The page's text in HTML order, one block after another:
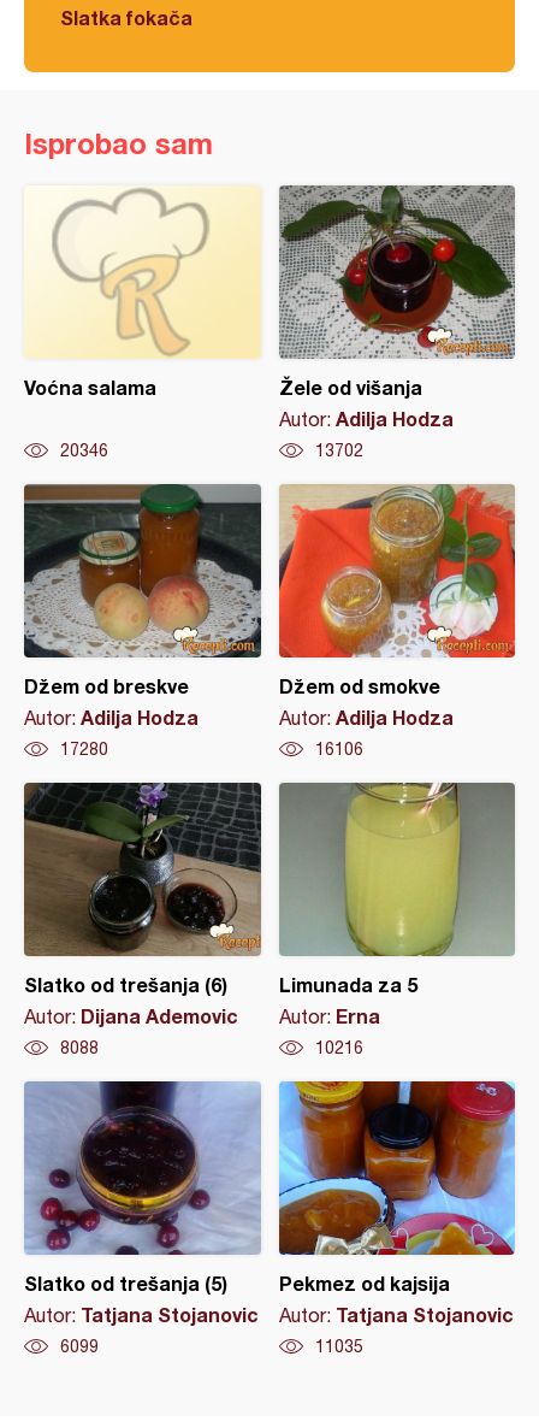
Slatka fokača
Isprobao sam
Voćna salama
20346
Žele od višanja
Autor: Adilja Hodza
13702
Džem od breskve
Autor: Adilja Hodza
17280
Džem od smokve
Autor: Adilja Hodza
16106
Slatko od trešanja (6)
Autor: Dijana Ademovic
8088
Limunada za 5
Autor: Erna
10216
Slatko od trešanja (5)
Autor: Tatjana Stojanovic
6099
Pekmez od kajsija
Autor: Tatjana Stojanovic
11035